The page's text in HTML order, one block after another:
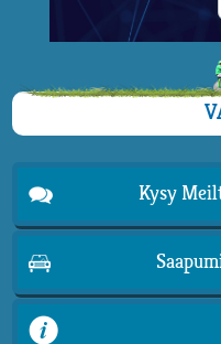
Kysy